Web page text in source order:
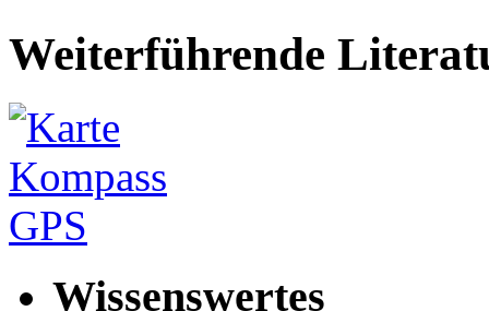
Weiterführende
Wissenswertes